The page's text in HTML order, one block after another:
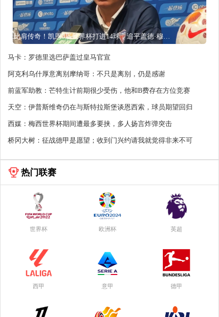
比肩传奇！凯恩3届世界杯打进14球，追平盖德·穆勒并排前史第5
马卡：罗德里选巴萨盖过皇马官宣
阿克利乌什厚意离别摩纳哥：不只是离别，仍是感谢
前蓝军助教：芒特生计前期很少受伤，他和B费存在方位竞赛
天空：伊普斯维奇仍在与斯特拉斯堡谈恩西索，球员期望回归
西媒：梅西世界杯期间遭最多要挟，多人扬言炸弹突击
桥冈大树：征战德甲是愿望；收到门兴约请我就觉得非来不可
热门联赛
世界杯 欧洲杯 英超
西甲 意甲 德甲